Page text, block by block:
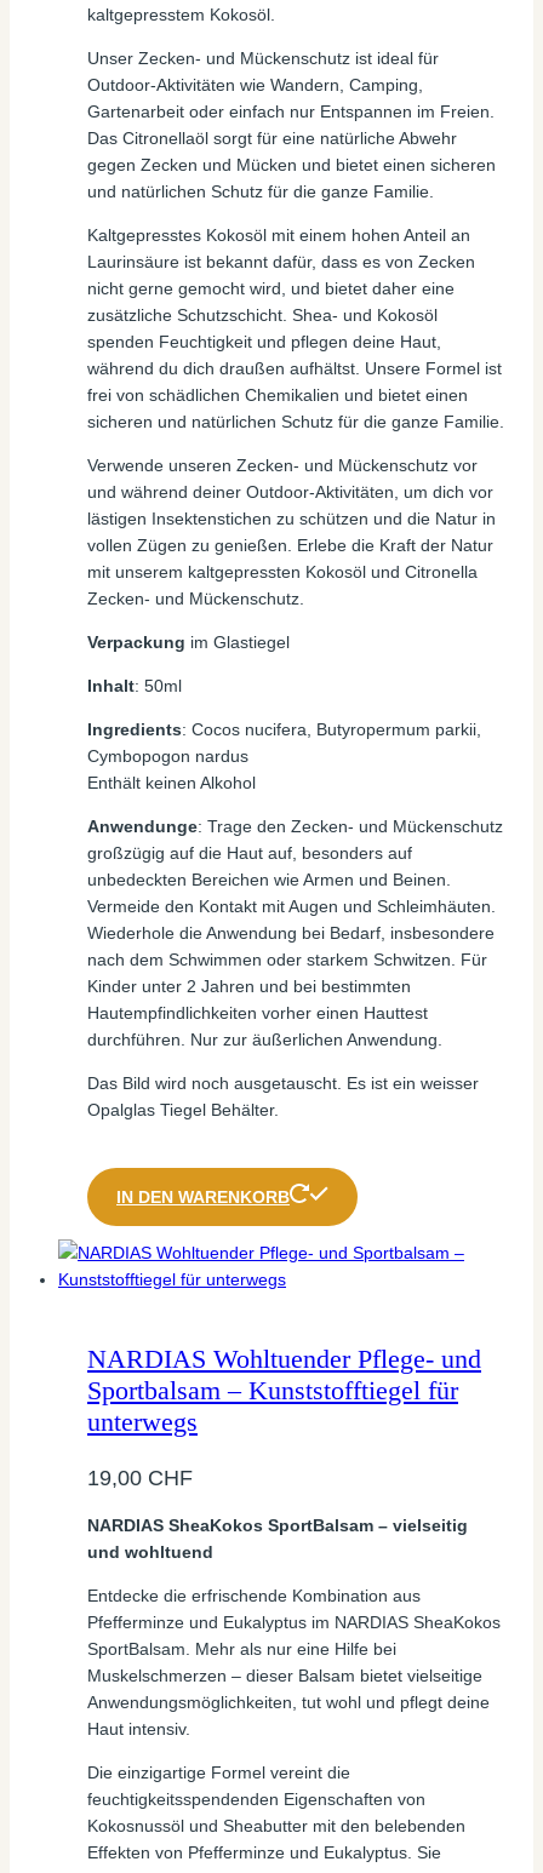
kaltgepresstem Kokosöl.
Unser Zecken- und Mückenschutz ist ideal für
Outdoor-Aktivitäten wie Wandern, Camping,
Gartenarbeit oder einfach nur Entspannen im Freien.
Das Citronellaöl sorgt für eine natürliche Abwehr
gegen Zecken und Mücken und bietet einen sicheren
und natürlichen Schutz für die ganze Familie.
Kaltgepresstes Kokosöl mit einem hohen Anteil an
Laurinsäure ist bekannt dafür, dass es von Zecken
nicht gerne gemocht wird, und bietet daher eine
zusätzliche Schutzschicht. Shea- und Kokosöl
spenden Feuchtigkeit und pflegen deine Haut,
während du dich draußen aufhältst. Unsere Formel ist
frei von schädlichen Chemikalien und bietet einen
sicheren und natürlichen Schutz für die ganze Familie.
Verwende unseren Zecken- und Mückenschutz vor
und während deiner Outdoor-Aktivitäten, um dich vor
lästigen Insektenstichen zu schützen und die Natur in
vollen Zügen zu genießen. Erlebe die Kraft der Natur
mit unserem kaltgepressten Kokosöl und Citronella
Zecken- und Mückenschutz.
Verpackung im Glastiegel
Inhalt: 50ml
Ingredients: Cocos nucifera, Butyropermum parkii,
Cymbopogon nardus
Enthält keinen Alkohol
Anwendunge: Trage den Zecken- und Mückenschutz
großzügig auf die Haut auf, besonders auf
unbedeckten Bereichen wie Armen und Beinen.
Vermeide den Kontakt mit Augen und Schleimhäuten.
Wiederhole die Anwendung bei Bedarf, insbesondere
nach dem Schwimmen oder starkem Schwitzen. Für
Kinder unter 2 Jahren und bei bestimmten
Hautempfindlichkeiten vorher einen Hauttest
durchführen. Nur zur äußerlichen Anwendung.
Das Bild wird noch ausgetauscht. Es ist ein weisser
Opalglas Tiegel Behälter.
IN DEN WARENKORB
NARDIAS Wohltuender Pflege- und
Sportbalsam – Kunststofftiegel für
unterwegs
19,00 CHF
NARDIAS SheaKokos SportBalsam – vielseitig
und wohltuend
Entdecke die erfrischende Kombination aus
Pfefferminze und Eukalyptus im NARDIAS SheaKokos
SportBalsam. Mehr als nur eine Hilfe bei
Muskelschmerzen – dieser Balsam bietet vielseitige
Anwendungsmöglichkeiten, tut wohl und pflegt deine
Haut intensiv.
Die einzigartige Formel vereint die
feuchtigkeitsspendenden Eigenschaften von
Kokosnussöl und Sheabutter mit den belebenden
Effekten von Pfefferminze und Eukalyptus. Sie